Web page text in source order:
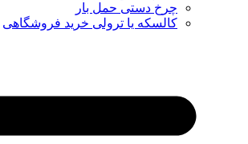
چرخ دستی حمل بار
کالسکه یا ترولی خرید فروشگاهی